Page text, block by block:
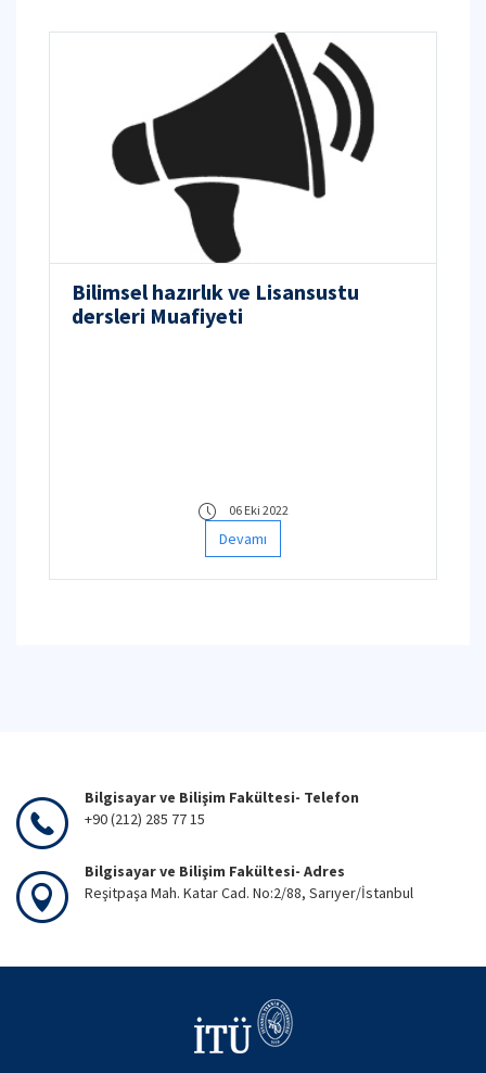
Bilimsel hazırlık ve Lisansustu
dersleri Muafiyeti
06 Eki 2022
Devamı
Bilgisayar ve Bilişim Fakültesi- Telefon
+90 (212) 285 77 15
Bilgisayar ve Bilişim Fakültesi- Adres
Reşitpaşa Mah. Katar Cad. No:2/88, Sarıyer/İstanbul